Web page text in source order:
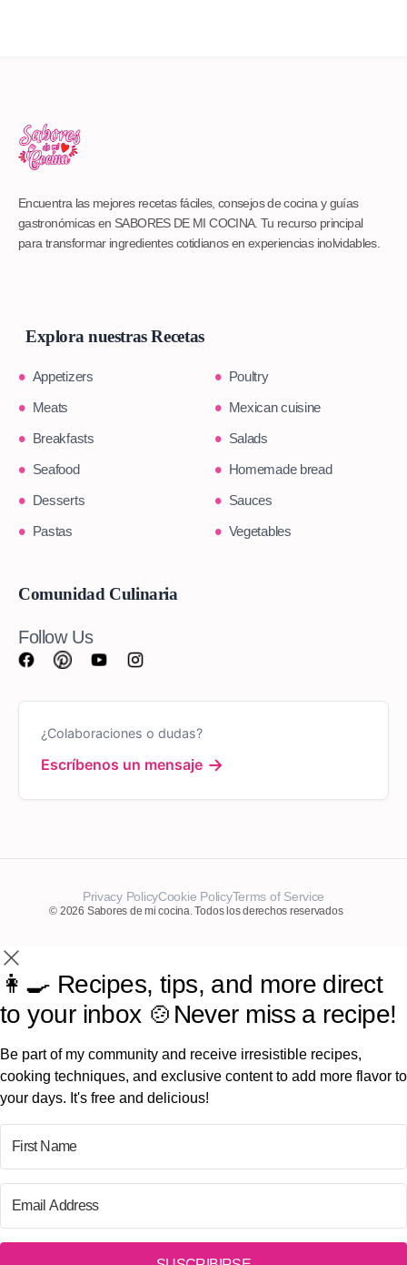
Encuentra las mejores recetas fáciles, consejos de cocina y guías
gastronómicas en SABORES DE MI COCINA. Tu recurso principal
para transformar ingredientes cotidianos en experiencias inolvidables.
Explora nuestras Recetas
Appetizers
Poultry
Meats
Mexican cuisine
Breakfasts
Salads
Seafood
Homemade bread
Desserts
Sauces
Pastas
Vegetables
Comunidad Culinaria
Follow Us
¿Colaboraciones o dudas?
Escríbenos un mensaje →
Privacy PolicyCookie PolicyTerms of Service
© 2026 Sabores de mi cocina. Todos los derechos reservados
👩‍🍳 Recipes, tips, and more direct
to your inbox 🍲Never miss a recipe!
Be part of my community and receive irresistible recipes,
cooking techniques, and exclusive content to add more flavor to
your days. It's free and delicious!